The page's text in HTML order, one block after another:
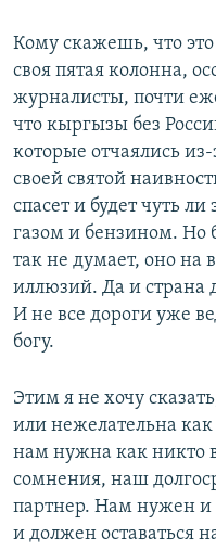
Кому скажешь, что это
своя пятая колонна,
журналисты, почти
что кыргызы без
которые отчаялись
своей святой
спасет и будет чуть
газом и бензином. Но
так не думает, оно на
иллюзий. Да и страна
И не все дороги уже
богу.
Этим я не хочу
или нежелательна
нам нужна как никто
сомнения, наш
партнер. Нам нужен и
и должен оставаться